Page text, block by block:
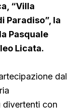
“Villa
Paradiso”, la
Pasquale
Licata.
dal
divertenti con